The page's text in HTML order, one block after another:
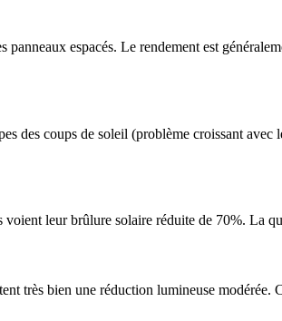
panneaux espacés. Le rendement est
des coups de soleil (problème croissant
leur brûlure solaire réduite de 70%. La
très bien une réduction lumineuse